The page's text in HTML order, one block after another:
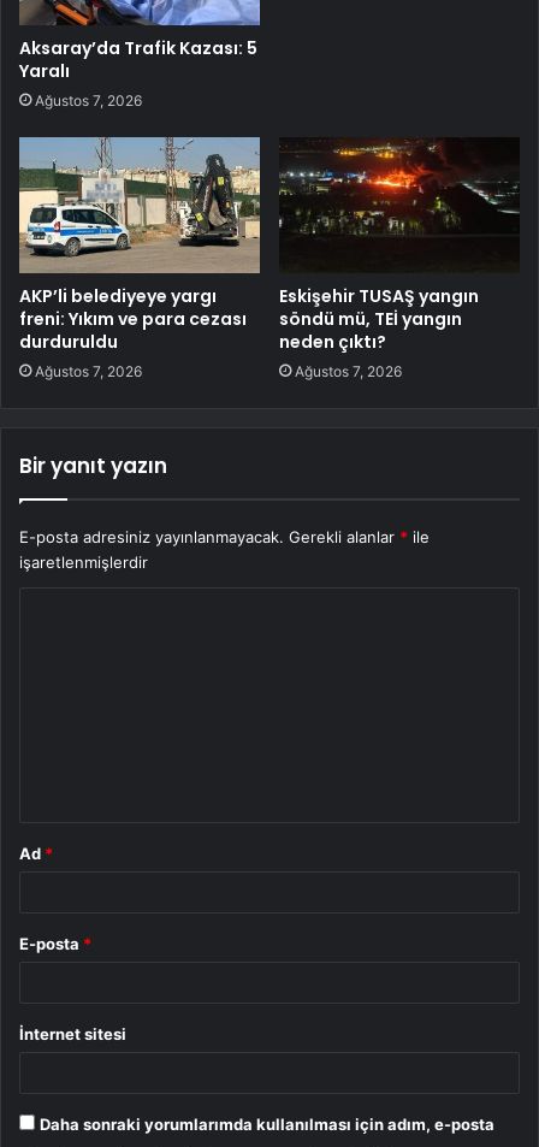
Aksaray’da Trafik Kazası: 5
Yaralı
Ağustos 7, 2026
AKP’li belediyeye yargı
freni: Yıkım ve para cezası
durduruldu
Ağustos 7, 2026
Eskişehir TUSAŞ yangın
söndü mü, TEİ yangın
neden çıktı?
Ağustos 7, 2026
Bir yanıt yazın
E-posta adresiniz yayınlanmayacak. Gerekli alanlar * ile
işaretlenmişlerdir
Ad *
E-posta *
İnternet sitesi
Daha sonraki yorumlarımda kullanılması için adım, e-posta